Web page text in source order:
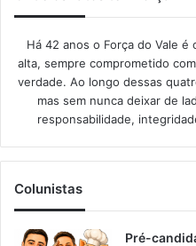
Há 42 anos o Força do Vale é
alta, sempre comprometido
verdade. Ao longo dessas
mas sem nunca deixar de
responsabilidade,
Colunistas
Pré-